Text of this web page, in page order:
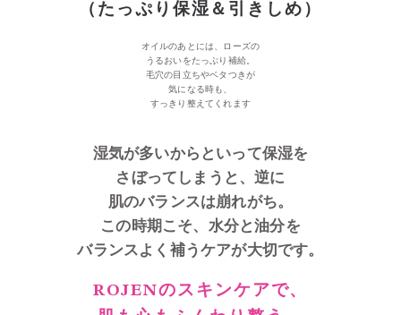
（たっぷり保湿＆引きしめ）
オイルのあとには、ローズの
うるおいをたっぷり補給。
毛穴の目立ちやベタつきが
気になる時も、
すっきり整えてくれます
湿気が多いからといって保湿を
さぼってしまうと、逆に
肌のバランスは崩れがち。
この時期こそ、水分と油分を
バランスよく補うケアが大切です。
ROJENのスキンケアで、